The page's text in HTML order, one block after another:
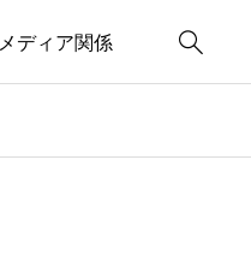
ディア関係 